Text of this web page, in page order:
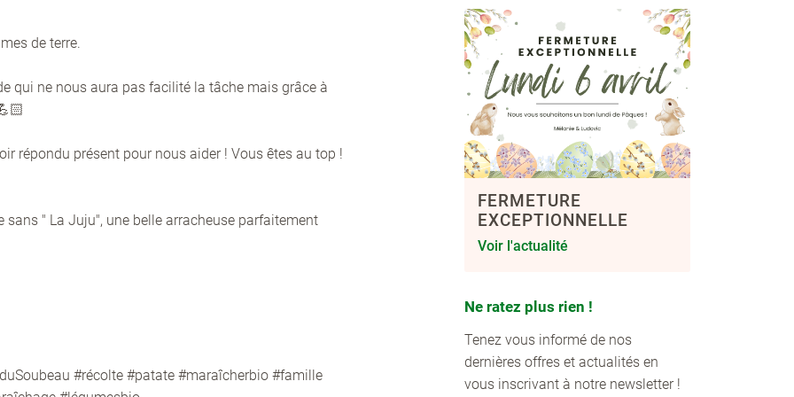
de terre.
qui ne nous aura pas facilité la tâche mais grâce à
répondu présent pour nous aider ! Vous êtes au top !
" La Juju", une belle arracheuse parfaitement
#récolte #patate #maraîcherbio #famille
FERMETURE
EXCEPTIONNELLE
Voir l'actualité
Ne ratez plus rien !
Tenez vous informé de nos
dernières offres et actualités en
vous inscrivant à notre newsletter !